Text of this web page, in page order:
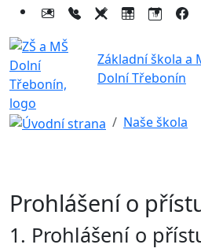
Základní škola a
Dolní Třebonín
Naše škola
Prohlášení o
1. Prohlášení o